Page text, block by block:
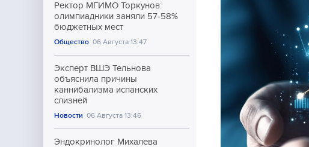
Ректор МГИМО Торкунов:
олимпиадники заняли 57-58%
бюджетных мест
Общество 06 Августа 13:47
Эксперт ВШЭ Тельнова
объяснила причины
каннибализма испанских
слизней
Новости 06 Августа 13:46
Эндокринолог Михалева